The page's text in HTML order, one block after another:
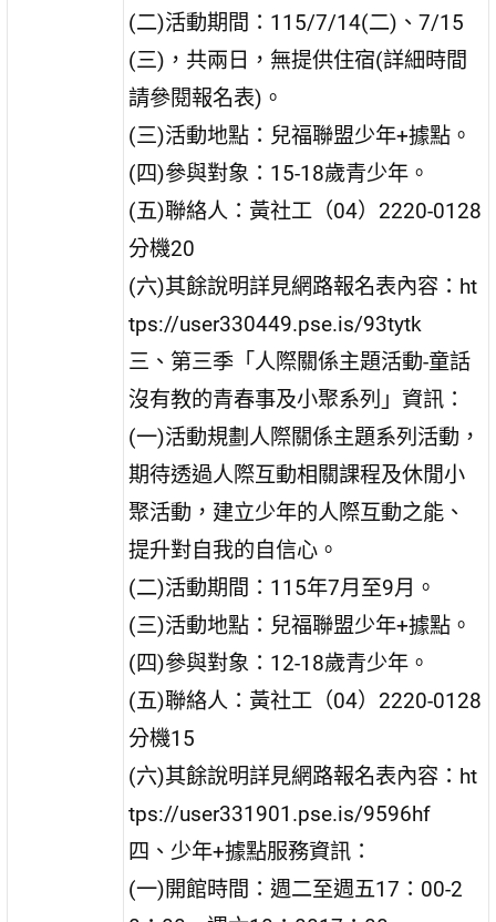
(二)活動期間：115/7/14(二)、7/15
(三)，共兩日，無提供住宿(詳細時間
請參閱報名表)。
(三)活動地點：兒福聯盟少年+據點。
(四)參與對象：15-18歲青少年。
(五)聯絡人：黃社工（04）2220-0128
分機20
(六)其餘說明詳見網路報名表內容：ht
tps://user330449.pse.is/93tytk
三、第三季「人際關係主題活動-童話
沒有教的青春事及小聚系列」資訊：
(一)活動規劃人際關係主題系列活動，
期待透過人際互動相關課程及休閒小
聚活動，建立少年的人際互動之能、
提升對自我的自信心。
(二)活動期間：115年7月至9月。
(三)活動地點：兒福聯盟少年+據點。
(四)參與對象：12-18歲青少年。
(五)聯絡人：黃社工（04）2220-0128
分機15
(六)其餘說明詳見網路報名表內容：ht
tps://user331901.pse.is/9596hf
四、少年+據點服務資訊：
(一)開館時間：週二至週五17：00-2